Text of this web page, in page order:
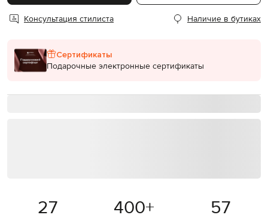
Консультация стилиста Наличие в бутиках
Сертификаты
Подарочные электронные сертификаты
27 400+ 57